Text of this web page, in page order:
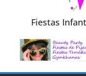
Fiestas